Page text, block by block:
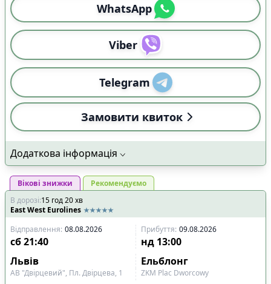
WhatsApp
Viber
Telegram
Замовити квиток
Додаткова інформація
Вікові знижки
Рекомендуємо
В дорозі:15 год20хв
East West Eurolines
Відправлення: 08.08.2026 Прибуття: 09.08.2026
сб21:40 нд 13:00
Львів
Ельблонг
АВ "Двірцевий", Пл. Двірцева, 1 ZKM Plac Dworcowy